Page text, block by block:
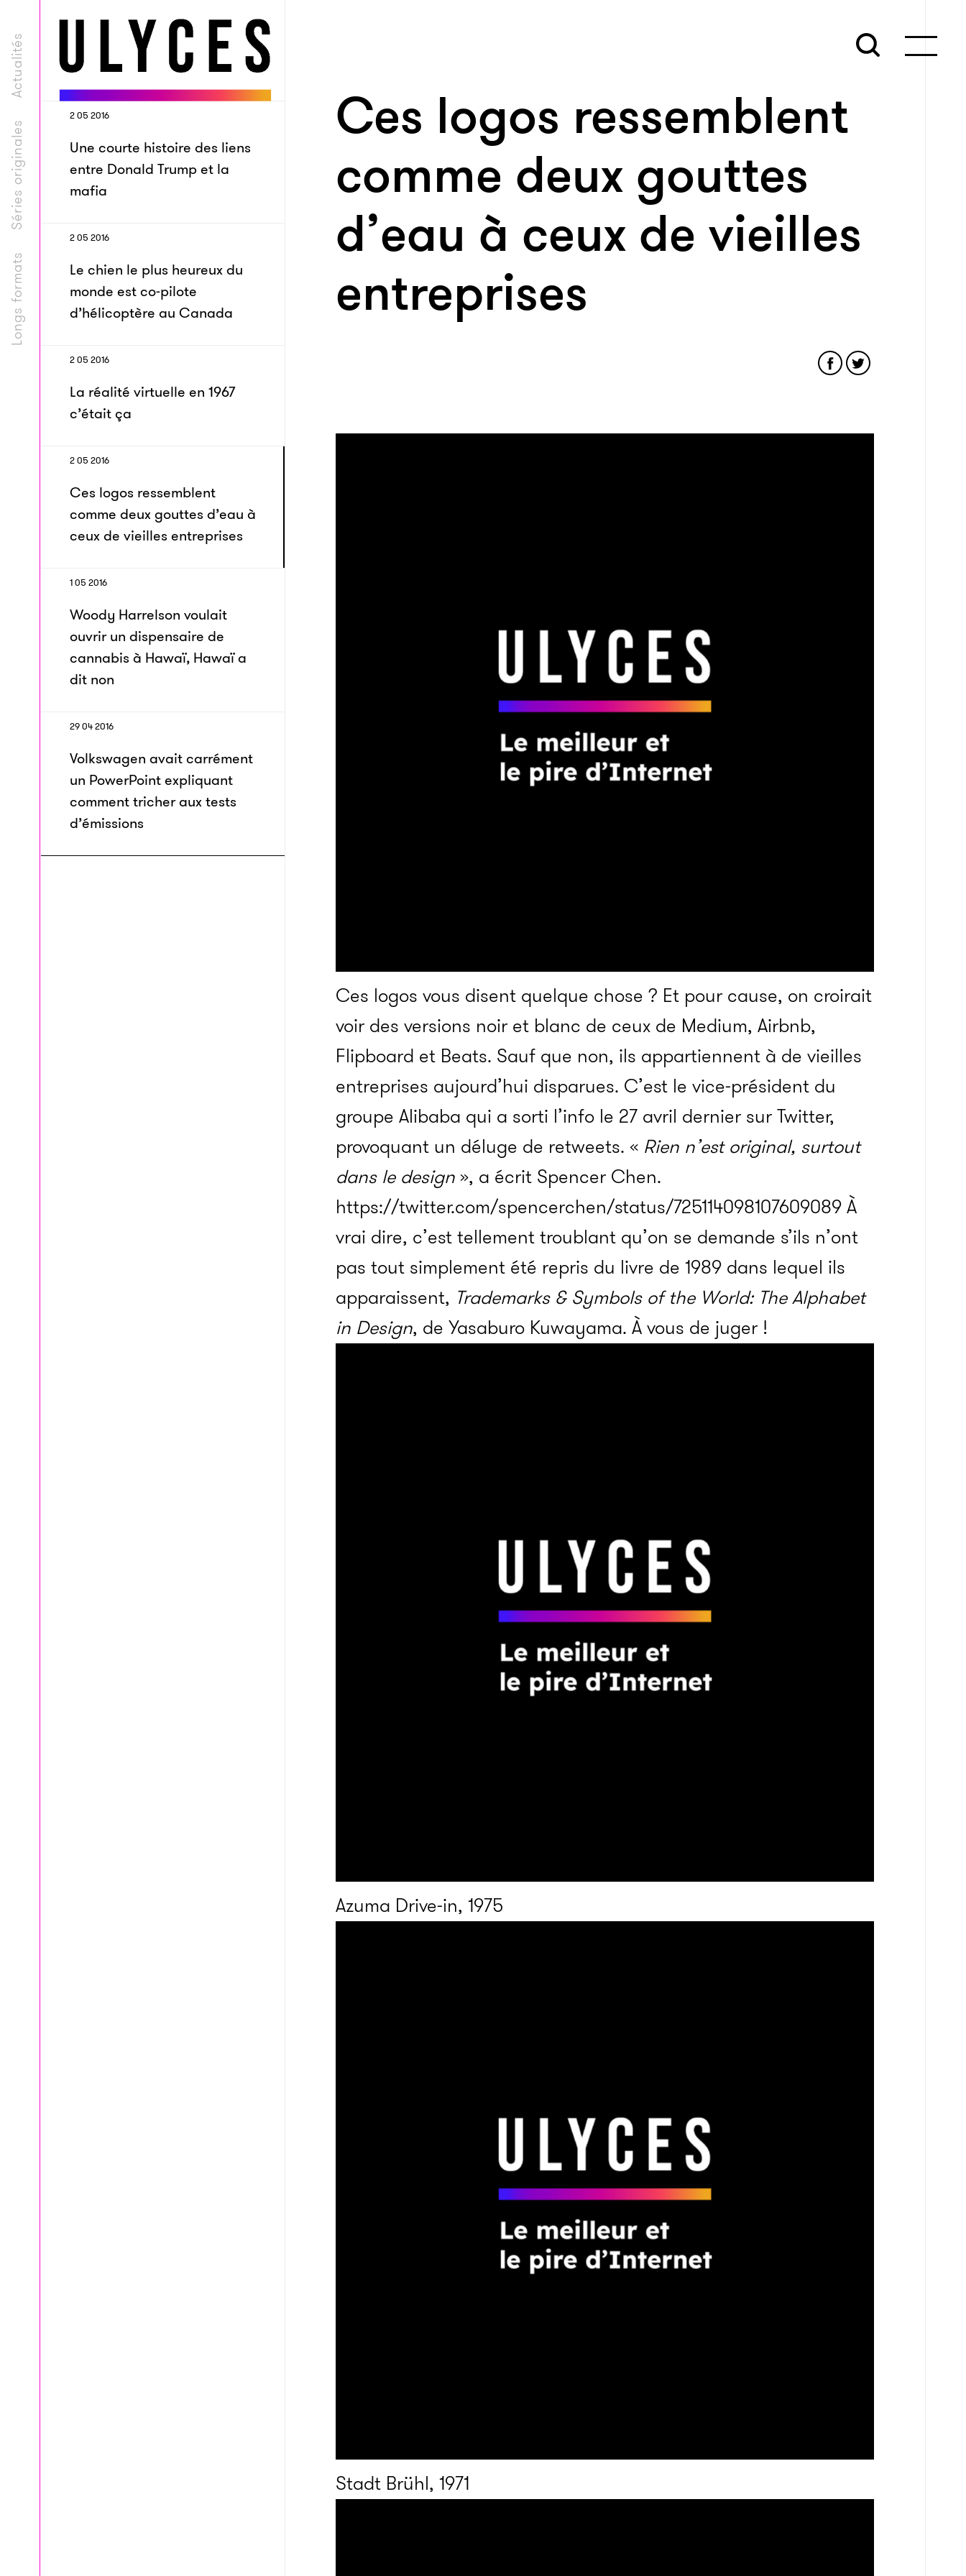
Longs formats
Séries originales
Actualités
2 05 2016
Une courte histoire des liens
entre Donald Trump et la
mafia
2 05 2016
Le chien le plus heureux du
monde est co-pilote
d’hélicoptère au Canada
2 05 2016
La réalité virtuelle en 1967
c’était ça
2 05 2016
Ces logos ressemblent
comme deux gouttes d’eau à
ceux de vieilles entreprises
1 05 2016
Woody Harrelson voulait
ouvrir un dispensaire de
cannabis à Hawaï, Hawaï a
dit non
29 04 2016
Volkswagen avait carrément
un PowerPoint expliquant
comment tricher aux tests
d’émissions
Ces logos ressemblent
comme deux gouttes
d’eau à ceux de vieilles
entreprises
Ces logos vous disent quelque chose ? Et pour cause, on croirait
voir des versions noir et blanc de ceux de Medium, Airbnb,
Flipboard et Beats. Sauf que non, ils appartiennent à de vieilles
entreprises aujourd’hui disparues. C’est le vice-président du
groupe Alibaba qui a sorti l’info le 27 avril dernier sur Twitter,
provoquant un déluge de retweets. « Rien n’est original, surtout
dans le design », a écrit Spencer Chen.
https://twitter.com/spencerchen/status/725114098107609089 À
vrai dire, c’est tellement troublant qu’on se demande s’ils n’ont
pas tout simplement été repris du livre de 1989 dans lequel ils
apparaissent, Trademarks & Symbols of the World: The Alphabet
in Design, de Yasaburo Kuwayama. À vous de juger !
Azuma Drive-in, 1975
Stadt Brühl, 1971